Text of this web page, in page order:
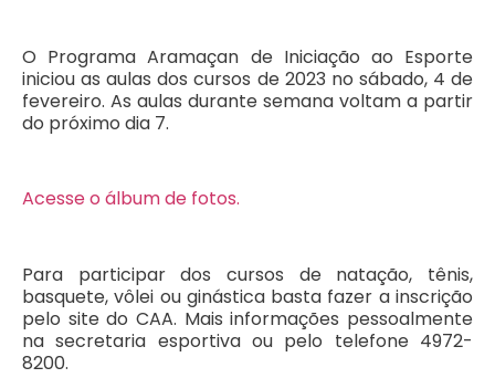
O Programa Aramaçan de Iniciação ao Esporte
iniciou as aulas dos cursos de 2023 no sábado, 4 de
fevereiro. As aulas durante semana voltam a partir
do próximo dia 7.
Acesse o álbum de fotos.
Para participar dos cursos de natação, tênis,
basquete, vôlei ou ginástica basta fazer a inscrição
pelo site do CAA. Mais informações pessoalmente
na secretaria esportiva ou pelo telefone 4972-
8200.